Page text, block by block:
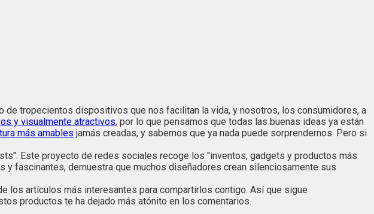
de tropecientos dispositivos que nos facilitan la vida, y nosotros, los consumidores, a
y visualmente atractivos, por lo que pensamos que todas las buenas ideas ya están
más amables jamás creadas, y sabemos que ya nada puede sorprendernos. Pero si
Este proyecto de redes sociales recoge los "inventos, gadgets y productos más
y fascinantes, demuestra que muchos diseñadores crean silenciosamente sus
los artículos más interesantes para compartirlos contigo. Así que sigue
productos te ha dejado más atónito en los comentarios.